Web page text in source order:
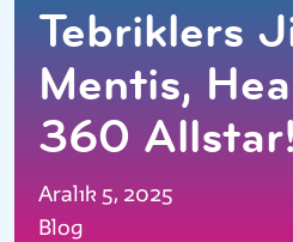
Tebrikler s
Mentis,
360 Allstar!
Aralık 5, 2025
Blog